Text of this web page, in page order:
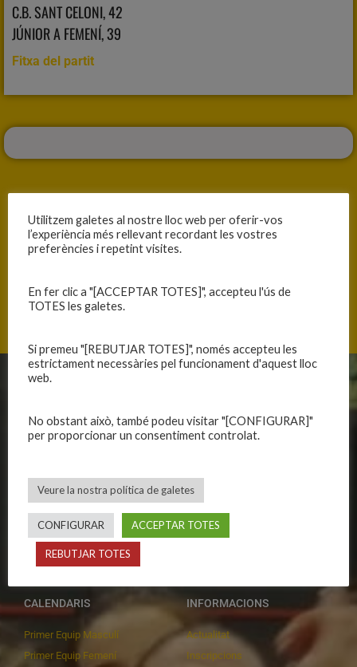
C.B. SANT CELONI, 42
JÚNIOR A FEMENÍ, 39
Fitxa del partit
ANTERIOR
Història
Organització
Avís legal
Política de privadesa
Política de galetes
Primer equip masculí
Primer equip femení
C.E. El Vilar
Escola
CALENDARIS
Primer Equip Masculí
Primer Equip Femení
INFORMACIONS
Actualitat
Inscripcions
Utilitzem galetes al nostre lloc web per oferir-vos
l’experiència més rellevant recordant les vostres
preferències i repetint visites.
En fer clic a "[ACCEPTAR TOTES]", accepteu l'ús de
TOTES les galetes.
Si premeu "[REBUTJAR TOTES]", només accepteu les
estrictament necessàries pel funcionament d'aquest lloc
web.
No obstant això, també podeu visitar "[CONFIGURAR]"
per proporcionar un consentiment controlat.
Veure la nostra política de galetes
CONFIGURAR ACCEPTAR TOTES
REBUTJAR TOTES